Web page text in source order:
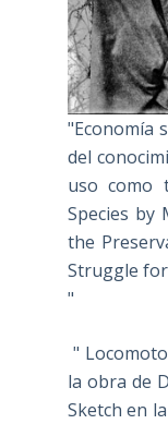
"Economía
del
uso como
Species by
the
Struggle for
"
"
la obra de
Sketch en